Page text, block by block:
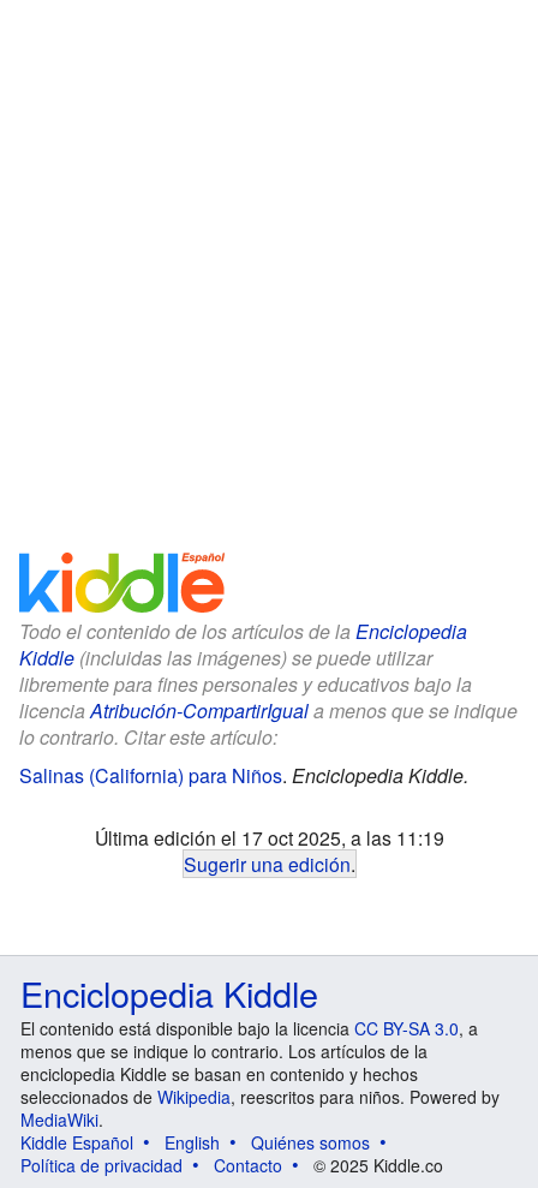
Todo el contenido de los artículos de la Enciclopedia
Kiddle (incluidas las imágenes) se puede utilizar
libremente para fines personales y educativos bajo la
licenciaAtribución-CompartirIguala menos que se indique
lo contrario. Citar este artículo:
Salinas (California) para Niños. Enciclopedia Kiddle.
Última edición el 17 oct 2025, a las 11:19
Sugerir una edición.
Enciclopedia Kiddle
El contenido está disponible bajo la licencia CC BY-SA 3.0, a
menos que se indique lo contrario. Los artículos de la
enciclopedia Kiddle se basan en contenido y hechos
seleccionados de Wikipedia, reescritos para niños. Powered by
MediaWiki.
Kiddle Español
English
Quiénes somos
Política de privacidad
Contacto © 2025 Kiddle.co